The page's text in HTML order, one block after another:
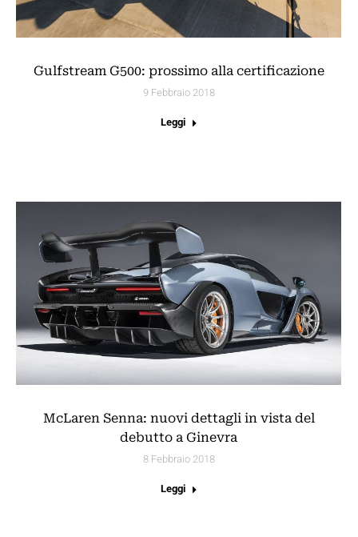
Gulfstream G500: prossimo alla certificazione
9 Febbraio 2018
Leggi
McLaren Senna: nuovi dettagli in vista del
debutto a Ginevra
8 Febbraio 2018
Leggi